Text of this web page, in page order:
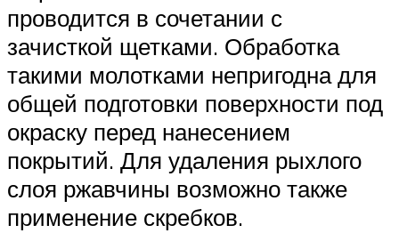
проводится в сочетании с
зачисткой щетками. Обработка
такими молотками непригодна для
общей подготовки поверхности под
окраску перед нанесением
покрытий. Для удаления рыхлого
слоя ржавчины возможно также
применение скребков.